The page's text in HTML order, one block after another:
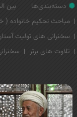
دسته‌بندی‌ها بین
مباحث تحکیم خانواده
سخنرانی های تولیت
تلاوت های برتر
صفحه‌ها